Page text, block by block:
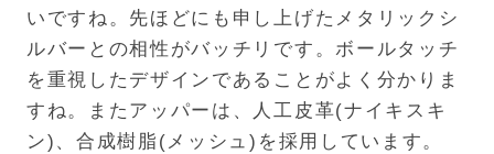
いですね。先ほどにも申し上げたメタリックシ
ルバーとの相性がバッチリです。ボールタッチ
を重視したデザインであることがよく分かりま
すね。またアッパーは、人工皮革(ナイキスキ
ン)、合成樹脂(メッシュ)を採用しています。